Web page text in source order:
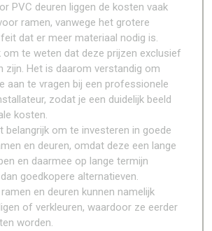
PVC deuren liggen de kosten vaak
ramen, vanwege het grotere
dat er meer materiaal nodig is.
om te weten dat deze prijzen exclusief
zijn. Het is daarom verstandig om
aan te vragen bij een professionele
zodat je een duidelijk beeld
kosten.
belangrijk om te investeren in goede
en deuren, omdat deze een lange
en daarmee op lange termijn
goedkopere alternatieven.
en deuren kunnen namelijk
of verkleuren, waardoor ze eerder
worden.